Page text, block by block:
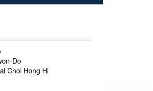
Do
Choi Hong Hi